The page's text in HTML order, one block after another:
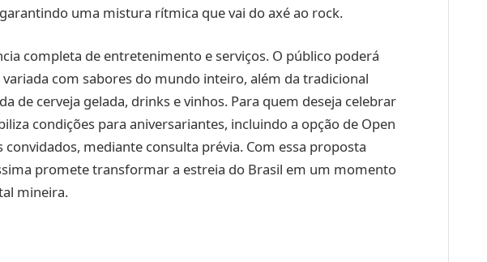
uma mistura rítmica que vai do axé ao rock.
completa de entretenimento e serviços. O público poderá
com sabores do mundo inteiro, além da tradicional
de cerveja gelada, drinks e vinhos. Para quem deseja celebrar
condições para aniversariantes, incluindo a opção de Open
mediante consulta prévia. Com essa proposta
promete transformar a estreia do Brasil em um momento
mineira.